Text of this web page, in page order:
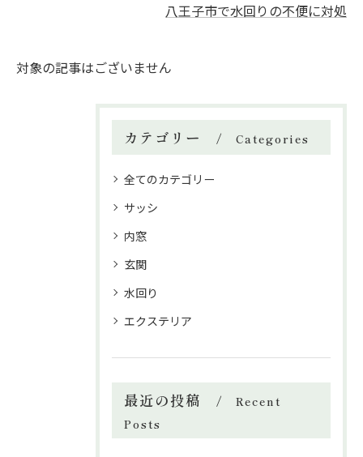
八王子市で水回りの不便に対処
対象の記事はございません
カテゴリー Categories
全てのカテゴリー
サッシ
内窓
玄関
水回り
エクステリア
最近の投稿
Recent
Posts